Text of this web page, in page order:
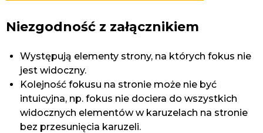
Niezgodność z załącznikiem
Występują elementy strony, na których fokus nie
jest widoczny.
Kolejność fokusu na stronie może nie być
intuicyjna, np. fokus nie dociera do wszystkich
widocznych elementów w karuzelach na stronie
bez przesunięcia karuzeli.